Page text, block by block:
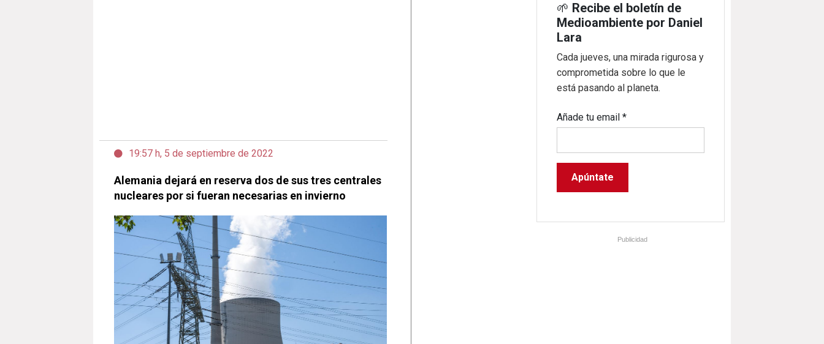
19:57 h, 5 de septiembre de 2022
Alemania dejará en reserva dos de sus tres centrales
nucleares por si fueran necesarias en invierno
🌱 Recibe el boletín de
Medioambiente por Daniel
Lara
Cada jueves, una mirada rigurosa y
comprometida sobre lo que le
está pasando al planeta.
Añade tu email*
Publicidad